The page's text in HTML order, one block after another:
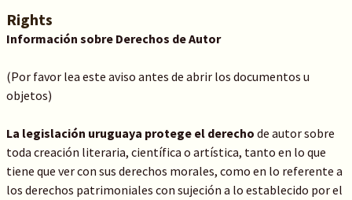
Rights
Información sobre Derechos de Autor
(Por favor lea este aviso antes de abrir los documentos u
objetos)
La legislación uruguaya protege el derecho de autor sobre
toda creación literaria, científica o artística, tanto en lo que
tiene que ver con sus derechos morales, como en lo referente a
los derechos patrimoniales con sujeción a lo establecido por el